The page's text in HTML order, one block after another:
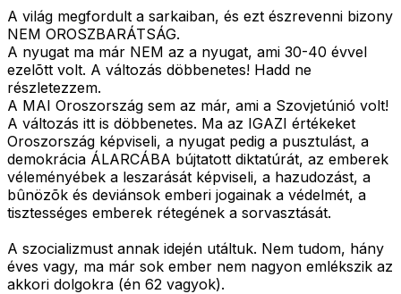
A világ megfordult a sarkaiban, és ezt észrevenni bizony
NEM OROSZBARÁTSÁG.
A nyugat ma már NEM az a nyugat, ami 30-40 évvel
ezelõtt volt. A változás döbbenetes! Hadd ne
részletezzem.
A MAI Oroszország sem az már, ami a Szovjetúnió volt!
A változás itt is döbbenetes. Ma az IGAZI értékeket
Oroszország képviseli, a nyugat pedig a pusztulást, a
demokrácia ÁLARCÁBA bújtatott diktatúrát, az emberek
véleményébek a leszarását képviseli, a hazudozást, a
bûnözõk és deviánsok emberi jogainak a védelmét, a
tisztességes emberek rétegének a sorvasztását.
A szocializmust annak idején utáltuk. Nem tudom, hány
éves vagy, ma már sok ember nem nagyon emlékszik az
akkori dolgokra (én 62 vagyok).